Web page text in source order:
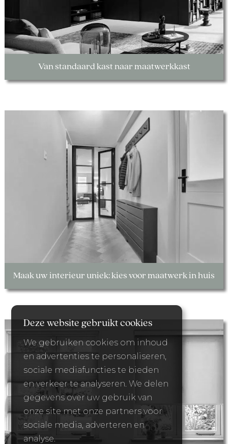
Van standaard kast naar maatwerkkast
Maak uw interieur uniek: kies voor maatwerk in huis
Deze website gebruikt cookies
We gebruiken cookies om inhoud
en advertenties te personaliseren,
sociale mediafuncties te bieden
en verkeer te analyseren. We delen
gegevens over uw gebruik van
onze site met onze partners voor
sociale media, adverteren en
analyse.